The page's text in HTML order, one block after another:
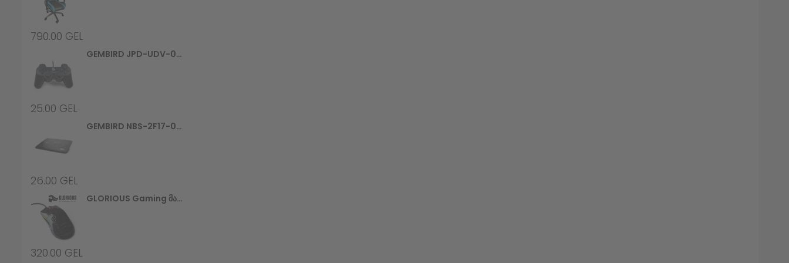
790.00 GEL
GEMBIRD JPD-UDV-01 Dual Vibration Gamepad
25.00 GEL
GEMBIRD NBS-2F17-01 Notebook Cooling Stand
26.00 GEL
GLORIOUS Gaming Მაუსი Model O Minus Glossy, Black (GOM-GBlack)
320.00 GEL